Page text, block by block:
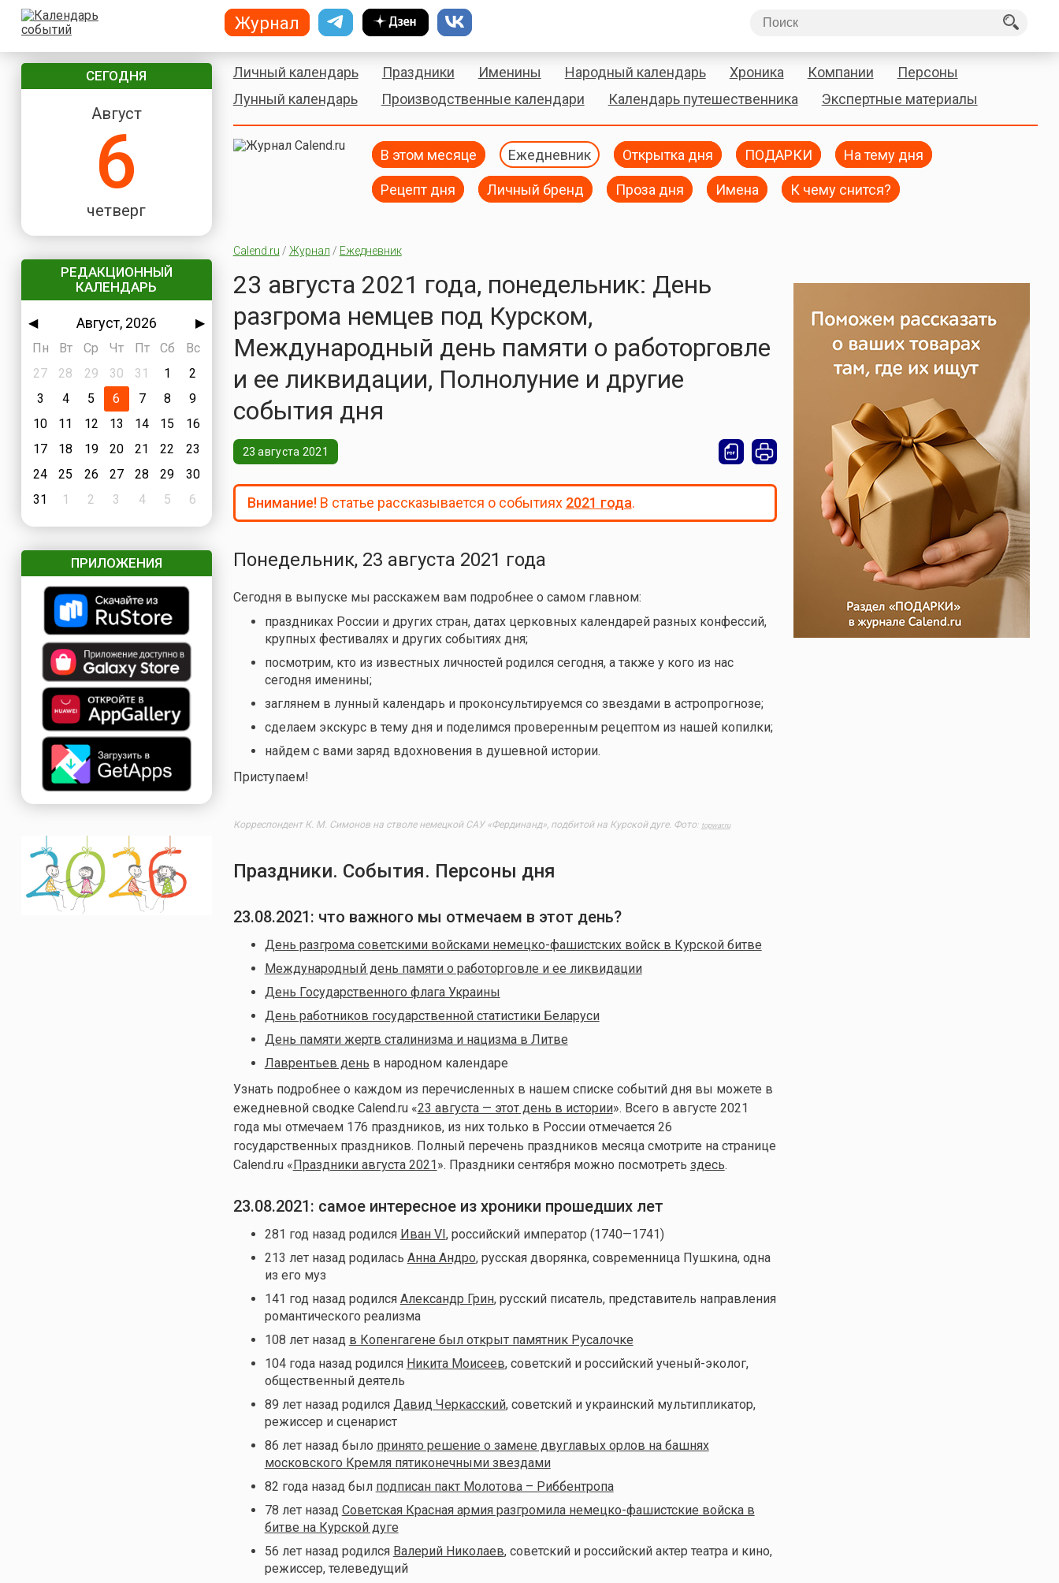
СЕГОДНЯ
Август
6
четверг
РЕДАКЦИОННЫЙ
КАЛЕНДАРЬ
◀ Август, 2026
▶
Пн
Вт Ср Чт Пт Сб
Вс
27
28 29 30 31 1
2
3
4 5 6 7 8
9
10
11 12 13 14 15
16
17
18 19 20 21 22
23
24
25 26 27 28 29
30
31
1 2 3 4 5 6
ПРИЛОЖЕНИЯ
Личный календарь Праздники Именины Народный календарь Хроника Компании
Персоны
Лунный календарь
Производственные календари Календарь путешественника Экспертные материалы
В этом месяце Ежедневник Открытка дня ПОДАРКИ На тему дня
Рецепт дня Личный бренд Проза дня Имена К чему снится?
Calend.ru / Журнал / Ежедневник
23 августа 2021 года, понедельник: День
разгрома немцев под Курском,
Международный день памяти о работорговле
и ее ликвидации, Полнолуние и другие
события дня
23 августа 2021
Внимание!В статье рассказывается о событиях 2021 года.
Понедельник, 23 августа 2021 года
Сегодня в выпуске мы расскажем вам подробнее о самом главном:
праздниках России и других стран, датах церковных календарей разных конфессий,
крупных фестивалях и других событиях дня;
посмотрим, кто из известных личностей родился сегодня, а также у кого из нас
сегодня именины;
заглянем в лунный календарь и проконсультируемся со звездами в астропрогнозе;
сделаем экскурс в тему дня и поделимся проверенным рецептом из нашей копилки;
найдем с вами заряд вдохновения в душевной истории.
Приступаем!
Корреспондент К. М. Симонов на стволе немецкой САУ «Фердинанд», подбитой на Курской дуге. Фото: topwar.ru
Праздники. События. Персоны дня
23.08.2021: что важного мы отмечаем в этот день?
День разгрома советскими войсками немецко-фашистских войск в Курской битве
Международный день памяти о работорговле и ее ликвидации
День Государственного флага Украины
День работников государственной статистики Беларуси
День памяти жертв сталинизма и нацизма в Литве
Лаврентьев день в народном календаре
Узнать подробнее о каждом из перечисленных в нашем списке событий дня вы можете в
ежедневной сводке Calend.ru «23 августа — этот день в истории». Всего в августе 2021
года мы отмечаем 176 праздников, из них только в России отмечается 26
государственных праздников. Полный перечень праздников месяца смотрите на странице
Calend.ru «Праздники августа 2021». Праздники сентября можно посмотреть здесь.
23.08.2021: самое интересное из хроники прошедших лет
281 год назад родился Иван VI, российский император (1740—1741)
213 лет назад родилась Анна Андро, русская дворянка, современница Пушкина, одна
из его муз
141 год назад родился Александр Грин, русский писатель, представитель направления
романтического реализма
108 лет назад в Копенгагене был открыт памятник Русалочке
104 года назад родился Никита Моисеев, советский и российский ученый-эколог,
общественный деятель
89 лет назад родился Давид Черкасский, советский и украинский мультипликатор,
режиссер и сценарист
86 лет назад было принято решение о замене двуглавых орлов на башнях
московского Кремля пятиконечными звездами
82 года назад был подписан пакт Молотова – Риббентропа
78 лет назад Советская Красная армия разгромила немецко-фашистские войска в
битве на Курской дуге
56 лет назад родился Валерий Николаев, советский и российский актер театра и кино,
режиссер, телеведущий
Журнал